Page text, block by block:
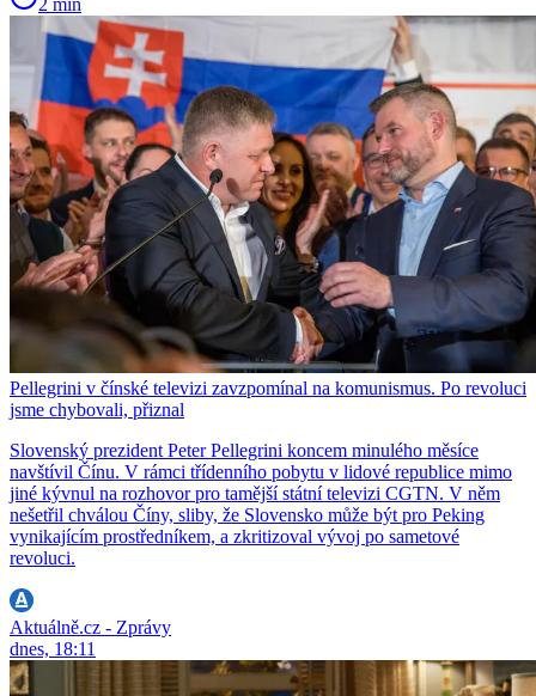
2 min
Pellegrini v čínské televizi zavzpomínal na komunismus. Po revoluci
jsme chybovali, přiznal
Slovenský prezident Peter Pellegrini koncem minulého měsíce
navštívil Čínu. V rámci třídenního pobytu v lidové republice mimo
jiné kývnul na rozhovor pro tamější státní televizi CGTN. V něm
nešetřil chválou Číny, sliby, že Slovensko může být pro Peking
vynikajícím prostředníkem, a zkritizoval vývoj po sametové
revoluci.
Aktuálně.cz - Zprávy
dnes, 18:11